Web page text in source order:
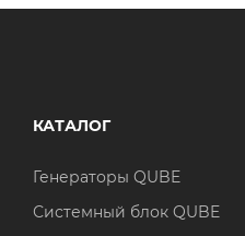
КАТАЛОГ
Генераторы QUBE
Системный блок QUBE